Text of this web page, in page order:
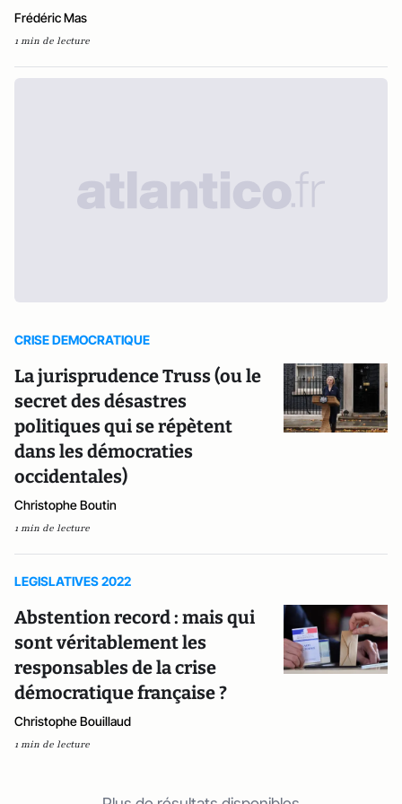
Frédéric Mas
1 min de lecture
CRISE DEMOCRATIQUE
La jurisprudence Truss (ou le
secret des désastres
politiques qui se répètent
dans les démocraties
occidentales)
Christophe Boutin
1 min de lecture
LEGISLATIVES 2022
Abstention record : mais qui
sont véritablement les
responsables de la crise
démocratique française ?
Christophe Bouillaud
1 min de lecture